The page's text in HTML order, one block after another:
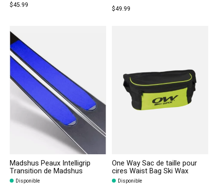
$45.99 $49.99
Madshus Peaux Intelligrip
Transition de Madshus
Disponible
One Way Sac de taille pour
cires Waist Bag Ski Wax
Disponible